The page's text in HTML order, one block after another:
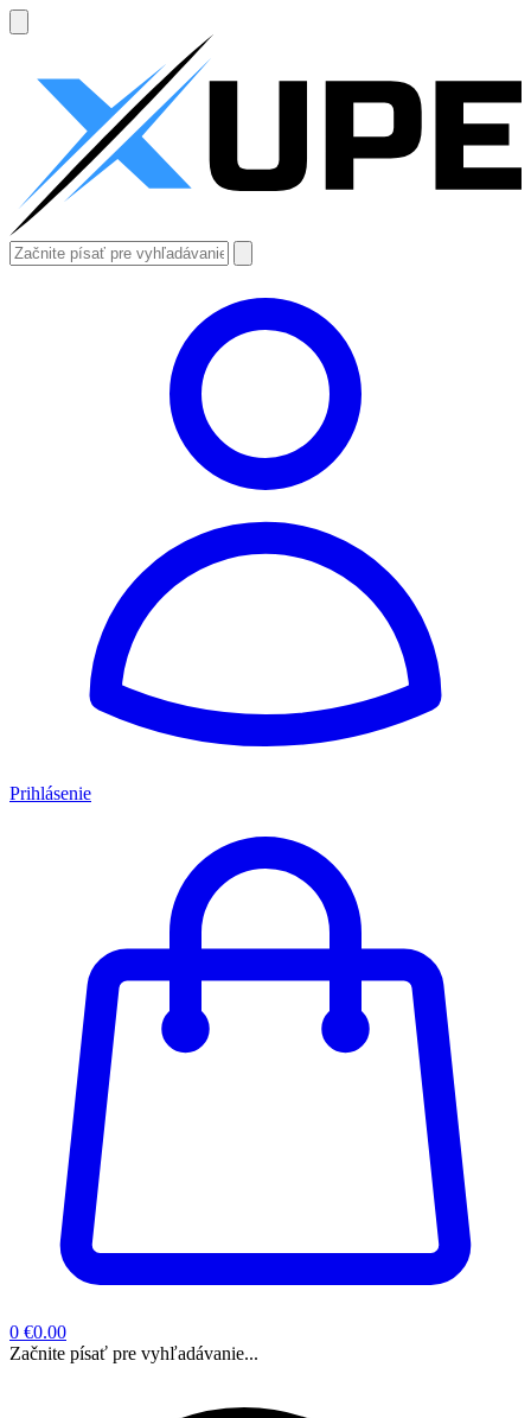
Prihlásenie
0 €0.00
Začnite písať pre vyhľadávanie...